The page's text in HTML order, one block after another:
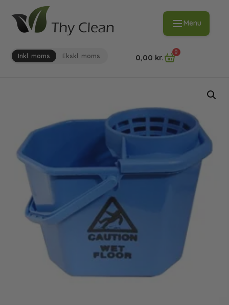
Menu
Inkl. moms Ekskl. moms 0,00 kr.
0